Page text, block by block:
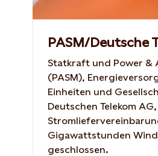
PASM/Deutsche
Statkraft und Power &
(PASM),
Einheiten und
Deutschen Telekom
Gigawattstunden
geschlossen.